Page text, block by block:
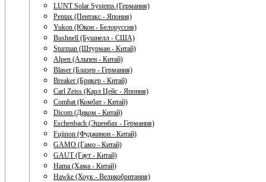
LUNT Solar Systems (Германия)
Pentax (Пентакс - Япония)
Yukon (Юкон - Белоруссия)
Bushnell (Бушнелл - США)
Sturman (Штурман - Китай)
Alpen (Альпен - Китай)
Blaser (Блазер - Германия)
Breaker (Брикер - Китай)
Carl Zeiss (Карл Цейс - Япония)
Combat (Комбат - Китай)
Dicom (Диком - Китай)
Eschenbach (Эшенбах - Германия)
Fujinon (Фуджинон - Китай)
GAMO (Гамо - Китай)
GAUT (Гаут - Китай)
Hama (Хама - Китай)
Hawke (Хоук - Великобритания)